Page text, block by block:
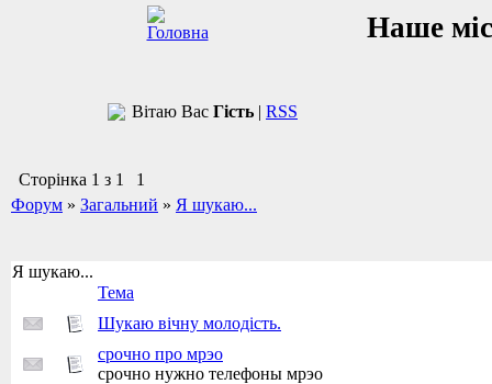
Наше
Вітаю Вас Гість | RSS
Сторінка 1 з 1
1
Форум » Загальний » Я шукаю...
Я шукаю...
Тема
Шукаю вічну молодість.
срочно про мрэо
срочно нужно телефоны мрэо